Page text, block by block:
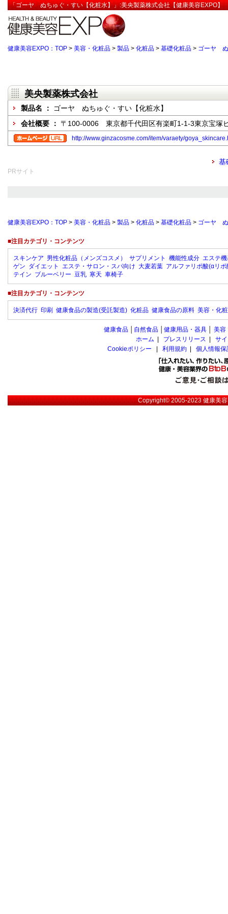
「ゴーヤ ぬちゅぐ・すい【化粧水】」:美央製薬株式会社【健康美容EXPO】
健康美容EXPO：TOP > 美容・化粧品 > 製品 > 化粧品 > 基礎化粧品 > ゴーヤ ぬ
美央製薬株式会社
製品名 ：
ゴーヤ ぬちゅぐ・すい【化粧水】
会社概要 ： 〒100-0006 東京都千代田区有楽町1-1-3東京宝塚
http://www.ginzacosme.com/item/varaety/
基
PRサイト
健康美容EXPO：TOP > 美容・化粧品 > 製品 > 化粧品 > 基礎化粧品 > ゴーヤ ぬ
■注目カテゴリ・コンテンツ
スキンケア 男性化粧品（メンズコスメ） サプリメント 機能性成分 エステ
ゲン ダイエット エステ・サロン・スパ向け 大麦若葉 アルファリポ酸(αリポ
テイン ブルーベリー 豆乳 寒天 車椅子
■注目カテゴリ・コンテンツ
決済代行 印刷 健康食品の製造(受託製造) 化粧品 健康食品の原料 美容・化
健康食品 自然食品 健康用品・器具 美容
ホーム
プレスリリース
サ
Cookieポリシー
利用規約 個人情報
Copyright© 2005-2023健康美